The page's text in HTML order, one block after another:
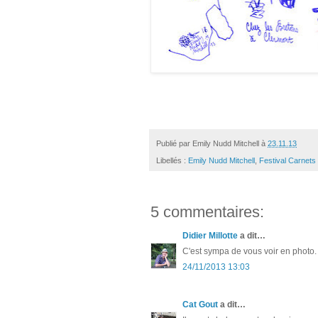
Publié par Emily Nudd Mitchell à 23.11.13
Libellés : Emily Nudd Mitchell Festival Carnets
5 commentaires:
Didier Millotte a dit…
C'est sympa de vous voir en photo.
24/11/2013 13:03
Cat Gout a dit…